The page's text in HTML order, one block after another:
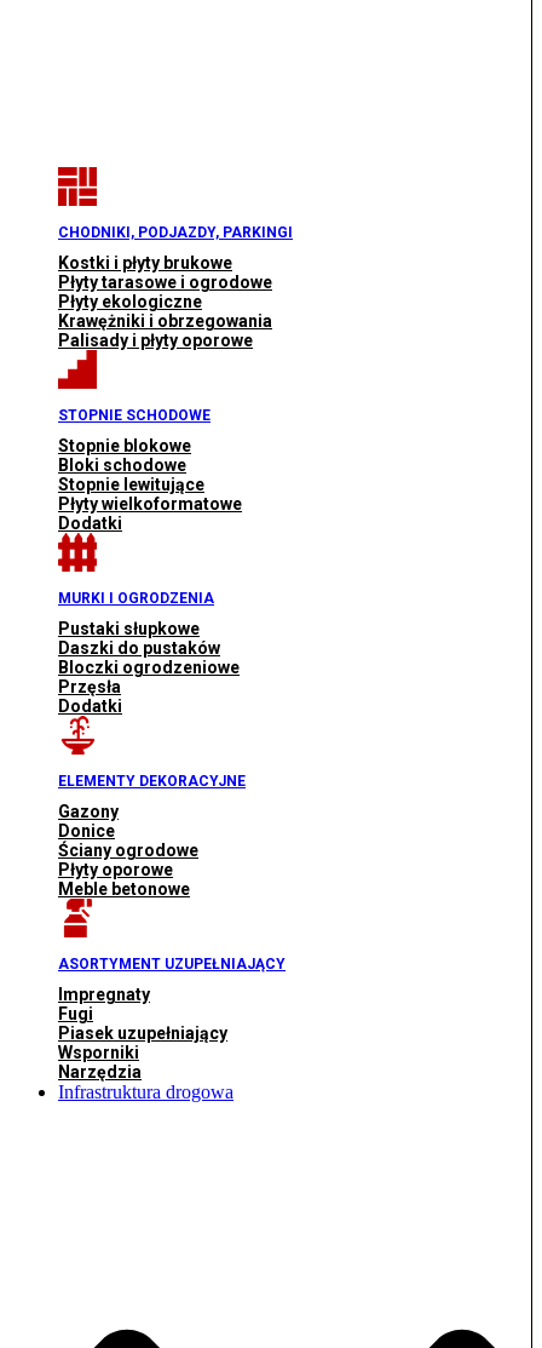
CHODNIKI, PODJAZDY, PARKINGI
Kostki i płyty brukowe
Płyty tarasowe i ogrodowe
Płyty ekologiczne
Krawężniki i obrzegowania
Palisady i płyty oporowe
STOPNIE SCHODOWE
Stopnie blokowe
Bloki schodowe
Stopnie lewitujące
Płyty wielkoformatowe
Dodatki
MURKI I OGRODZENIA
Pustaki słupkowe
Daszki do pustaków
Bloczki ogrodzeniowe
Przęsła
Dodatki
ELEMENTY DEKORACYJNE
Gazony
Donice
Ściany ogrodowe
Płyty oporowe
Meble betonowe
ASORTYMENT UZUPEŁNIAJĄCY
Impregnaty
Fugi
Piasek uzupełniający
Wsporniki
Narzędzia
Infrastruktura drogowa